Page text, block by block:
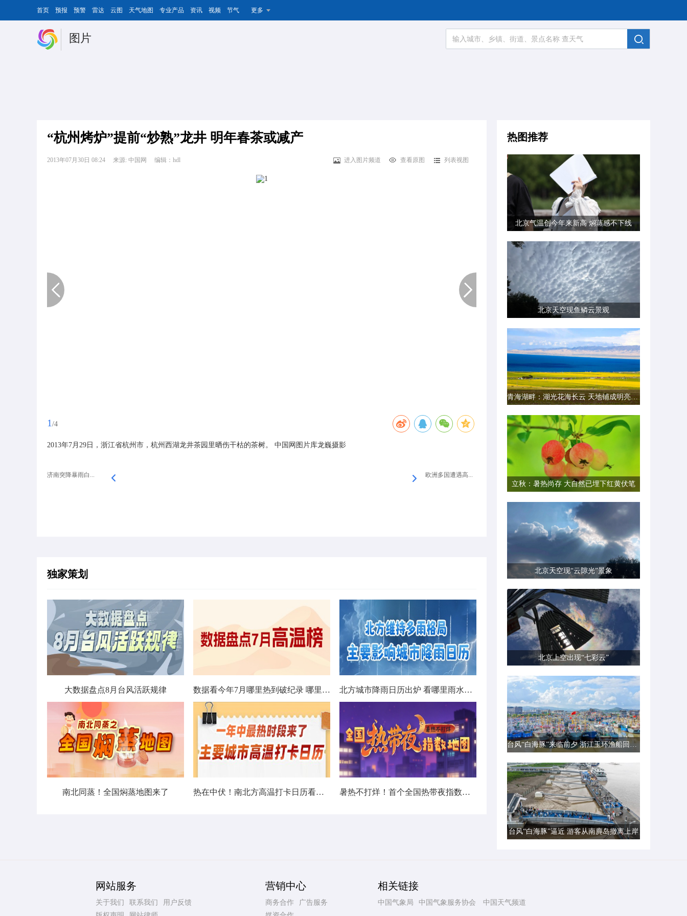
首页 预报 预警 雷达 云图 天气地图 专业产品 资讯 视频 节气 更多
图片
“杭州烤炉”提前“炒熟”龙井 明年春茶或减产
2013年07月30日 08:24 来源: 中国网 编辑：hdl 进入图片频道 查看原图 列表视图
1 /4
2013年7月29日，浙江省杭州市，杭州西湖龙井茶园里晒伤干枯的茶树。 中国网图片库龙巍摄影
济南突降暴雨白... 欧洲多国遭遇高...
独家策划
大数据盘点8月台风活跃规律 数据看今年7月哪里热到破纪录 哪里暑热连轴转 北方城市降雨日历出炉 看哪里雨水超长待机
南北同蒸！全国焖蒸地图来了 热在中伏！南北方高温打卡日历看哪里热力持久 暑热不打烊！首个全国热带夜指数地图发布
热图推荐
北京气温创今年来新高 焖蒸感不下线
北京天空现鱼鳞云景观
青海湖畔：湖光花海长云 天地铺成明亮画卷
立秋：暑热尚存 大自然已埋下红黄伏笔
北京天空现“云隙光”景象
北京上空出现“七彩云”
台风“白海豚”来临前夕 浙江玉环渔船回港避风
台风“白海豚”逼近 游客从南麂岛撤离上岸
网站服务
关于我们 联系我们
用户反馈
营销中心
商务合作
广告服务
相关链接
中国气象局 中国气象服务协会 中国天气频道